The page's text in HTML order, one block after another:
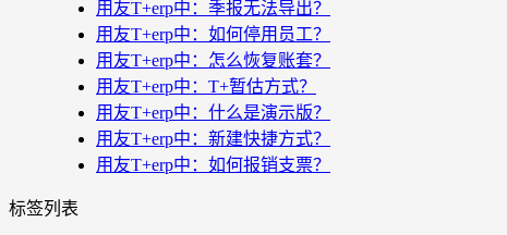
用友T+erp中：季报无法导出？
用友T+erp中：如何停用员工？
用友T+erp中：怎么恢复账套？
用友T+erp中：T+暂估方式？
用友T+erp中：什么是演示版？
用友T+erp中：新建快捷方式？
用友T+erp中：如何报销支票？
标签列表